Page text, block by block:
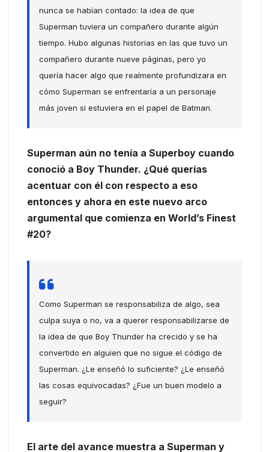
nunca se habían contado: la idea de que
Superman tuviera un compañero durante algún
tiempo. Hubo algunas historias en las que tuvo un
compañero durante nueve páginas, pero yo
quería hacer algo que realmente profundizara en
cómo Superman se enfrentaría a un personaje
más joven si estuviera en el papel de Batman.
Superman aún no tenía a Superboy cuando
conoció a Boy Thunder. ¿Qué querías
acentuar con él con respecto a eso
entonces y ahora en este nuevo arco
argumental que comienza en World’s Finest
#20?
Como Superman se responsabiliza de algo, sea
culpa suya o no, va a querer responsabilizarse de
la idea de que Boy Thunder ha crecido y se ha
convertido en alguien que no sigue el código de
Superman. ¿Le enseñó lo suficiente? ¿Le enseñó
las cosas equivocadas? ¿Fue un buen modelo a
seguir?
El arte del avance muestra a Superman y